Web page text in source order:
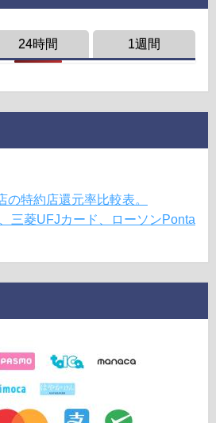
24時間 1週間
の特約店還元率比較表。
三菱UFJカード、ローソンPonta